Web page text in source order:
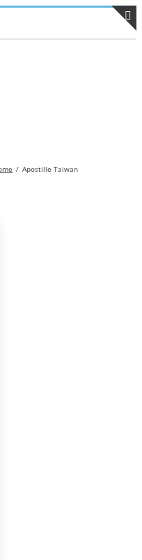
Apostille Taiwan